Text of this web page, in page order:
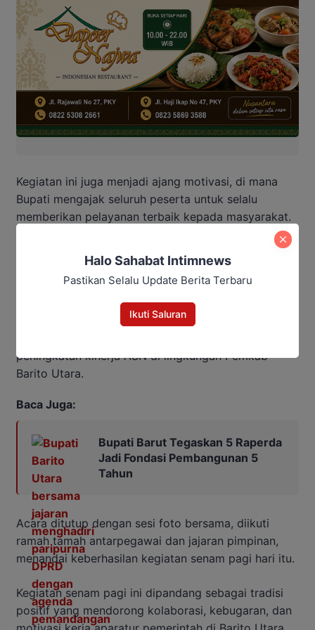
Kegiatan ini juga menjadi ajang motivasi, di mana
Bupati mengajak seluruh peserta untuk selalu
memberikan pelayanan terbaik kepada masyarakat.
dengan penuh antusias, menunjukkan energi positif
dan semangat kerja yang tinggi.
Usai senam, kegiatan dilanjutkan dengan
peningkatan kinerja ASN di lingkungan Pemkab
Barito Utara.
Baca Juga:
Bupati Barut Tegaskan 5 Raperda
Jadi Fondasi Pembangunan 5
Tahun
Acara ditutup dengan sesi foto bersama, diikuti
ramah tamah antarpegawai dan jajaran pimpinan,
menandai keberhasilan kegiatan senam pagi hari itu.
Kegiatan senam pagi ini dipandang sebagai tradisi
positif yang mendorong kolaborasi, kebugaran, dan
Halo Sahabat Intimnews
Pastikan Selalu Update Berita Terbaru
Ikuti Saluran